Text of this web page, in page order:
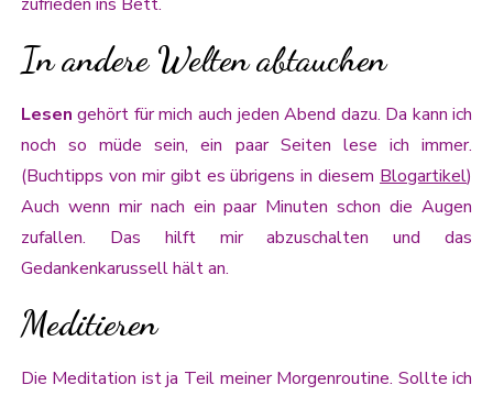
In andere Welten abtauchen
Lesen gehört für mich auch jeden Abend dazu. Da kann ich
noch so müde sein, ein paar Seiten lese ich immer.
(Buchtipps von mir gibt es übrigens in diesem Blogartikel)
Auch wenn mir nach ein paar Minuten schon die Augen
zufallen. Das hilft mir abzuschalten und das
Gedankenkarussell hält an.
Meditieren
Die Meditation ist ja Teil meiner Morgenroutine. Sollte ich